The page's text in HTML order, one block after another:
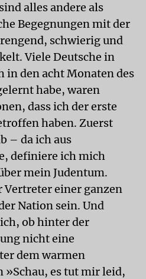
alles andere als
Begegnungen mit der
schwierig und
Viele Deutsche in
in den acht Monaten des
habe, waren
dass ich der erste
haben. Zuerst
– da ich aus
definiere ich mich
mein Judentum.
Vertreter einer ganzen
Nation sein. Und
ob hinter der
nicht eine
dem warmen
»Schau, es tut mir leid,